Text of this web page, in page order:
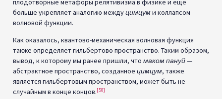
плодотворные метафоры релятивизма в физике и еще
больше укрепляет аналогию междуцимцуми коллапсом
волновой функции.
Как оказалось, квантово-механическая волновая функция
также определяет гильбертово пространство. Таким образом,
вывод, к которому мы ранее пришли, что маком пануй—
абстрактное пространство, созданное цимцум, также
является гильбертовым пространством, может быть не
случайным в конце концов.[58]